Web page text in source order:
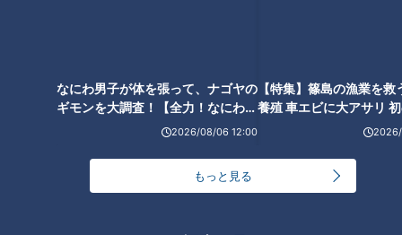
なにわ男子が体を張って、ナゴヤの
ギモンを大調査！【全力！なにわ実
験部～ナゴヤのギモン、ガチ検証
2026/08/06 12:00
【特集】篠島の漁業を救
養殖 車エビに大アサリ
もっと見る
ースー、田中俊行、パシンペロンはやぶさ
https://hicbc.com/tv/kowaiyoru/
◆プレミアム席：15,000円（税込）